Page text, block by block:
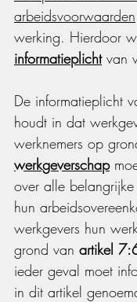
arbeidsvoorwaarden
werking. Hierdoor
informatieplicht van
De informatieplicht
houdt in dat
werknemers op
werkgeverschap
over alle
hun
werkgevers hun
grond van artikel
ieder geval moet
in dit artikel